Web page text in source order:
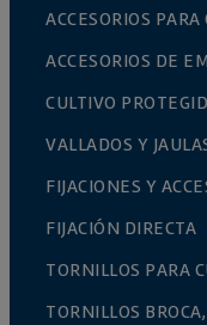
ACCESORIOS
ACCESORIOS DE
CULTIVO
VALLADOS Y
FIJACIONES Y
FIJACIÓN DIRECTA
TORNILLOS PARA
TORNILLOS